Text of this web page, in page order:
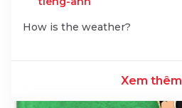
How is the weather?
Xem thêm